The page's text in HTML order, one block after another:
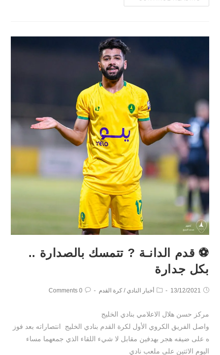
⚽ قدم الدانـة ? تتمسك بالصدارة ..
بكل جدارة
13/12/2021 أخبار النادي / كرة القدم 0 Comments
مركز حسن هلال الاعلامي بنادي الخليج
واصل الفريق الكروي الأول لكرة القدم بنادي الخليج انتصاراته بعد فوز
ه على ضيفه هجر بهدفين مقابل لا شيء اللقاء الذي جمعهما مساء
اليوم الاثتين على ملعب نادي